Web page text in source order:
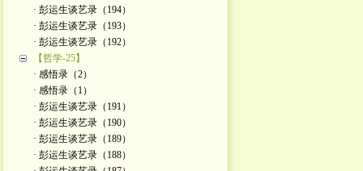
· 彭运生谈艺录（194）
· 彭运生谈艺录（193）
· 彭运生谈艺录（192）
【哲学-25】
· 感悟录（2）
· 感悟录（1）
· 彭运生谈艺录（191）
· 彭运生谈艺录（190）
· 彭运生谈艺录（189）
· 彭运生谈艺录（188）